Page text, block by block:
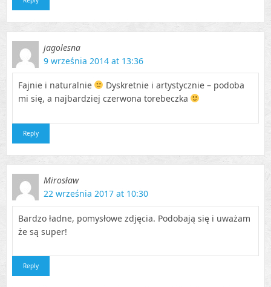
jagolesna
9 września 2014 at 13:36
Fajnie i naturalnie
Dyskretnie i artystycznie – podoba
mi się, a najbardziej czerwona torebeczka
Reply
Mirosław
22 września 2017 at 10:30
Bardzo ładne, pomysłowe zdjęcia. Podobają się i uważam
że są super!
Reply